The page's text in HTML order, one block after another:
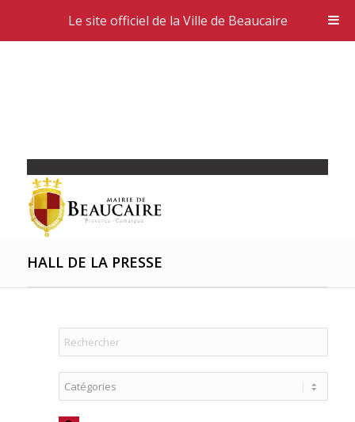
HALL DE LA PRESSE
Le site officiel de la Ville de Beaucaire